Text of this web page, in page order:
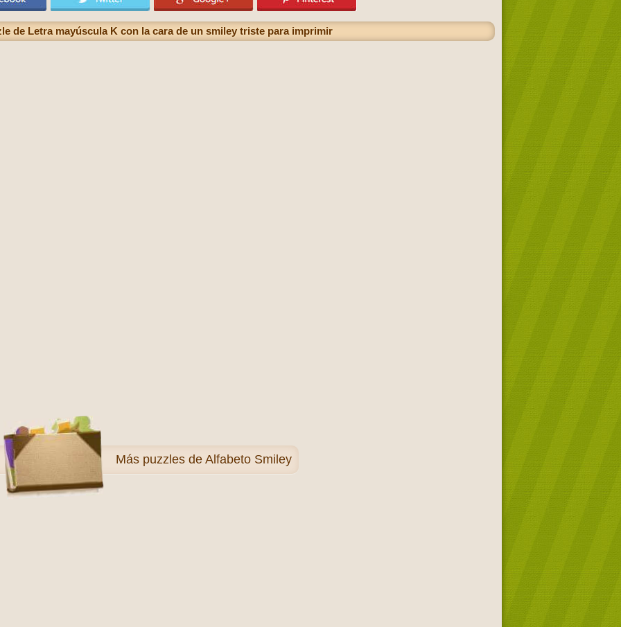
de Letra mayúscula K con la cara de un smiley triste para imprimir
Más puzzles de Alfabeto Smiley